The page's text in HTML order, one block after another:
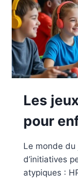
Les
pour
Le monde
d’initiatives
atypiques :